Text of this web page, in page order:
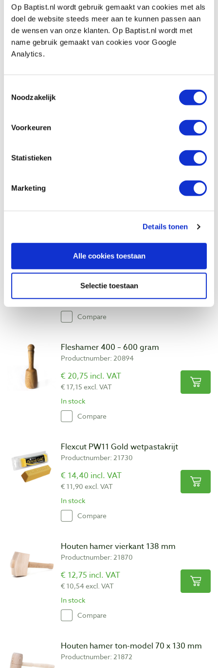
Op Baptist.nl wordt gebruik gemaakt van cookies met als
doel de website steeds meer aan te kunnen passen aan
de wensen van onze klanten. Op Baptist.nl wordt met
name gebruik gemaakt van cookies voor Google
Analytics.
Noodzakelijk
Voorkeuren
Statistieken
Marketing
Details tonen
Alle cookies toestaan
Selectie toestaan
Pfeil 1-8 rechte guts, dubbel geslepen
rechte snede 8 mm
Productnumber: 13351
Pfeil 1-10 rechte guts, dubbel geslepen
Productnumber: 13352
€ 31,90 incl. VAT
€ 26,36 excl. VAT
In stock
Compare
Fleshamer 400 – 600 gram
Productnumber: 20894
€ 20,75 incl. VAT
€ 17,15 excl. VAT
In stock
Compare
Flexcut PW11 Gold wetpastakrijt
Productnumber: 21730
€ 14,40 incl. VAT
€ 11,90 excl. VAT
In stock
Compare
Houten hamer vierkant 138 mm
Productnumber: 21870
€ 12,75 incl. VAT
€ 10,54 excl. VAT
In stock
Compare
Houten hamer ton-model 70 x 130 mm
Productnumber: 21872